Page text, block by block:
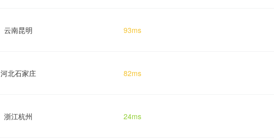
云南昆明 93ms
河北石家庄 82ms
浙江杭州 24ms